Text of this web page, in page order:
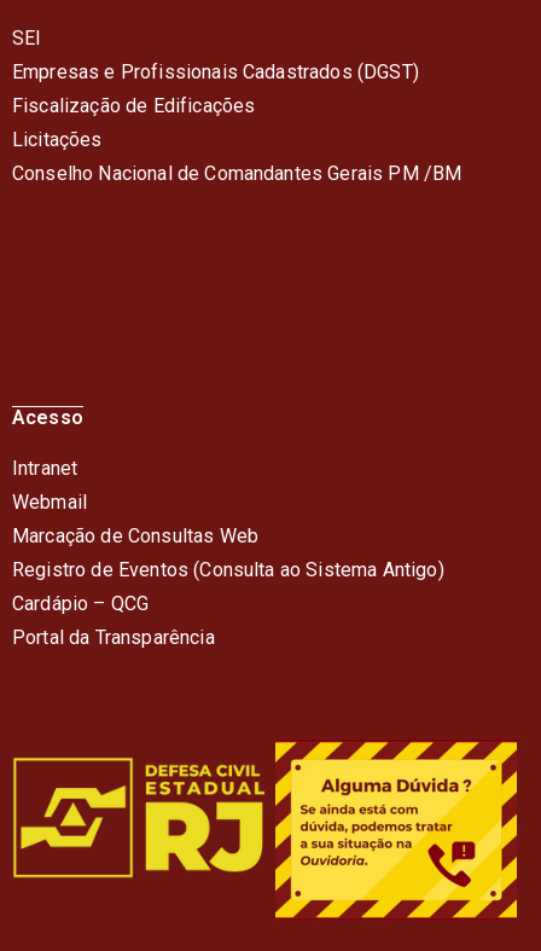
SEI
Empresas e Profissionais Cadastrados (DGST)
Fiscalização de Edificações
Licitações
Conselho Nacional de Comandantes Gerais PM /BM
Acesso
Intranet
Webmail
Marcação de Consultas Web
Registro de Eventos (Consulta ao Sistema Antigo)
Cardápio – QCG
Portal da Transparência